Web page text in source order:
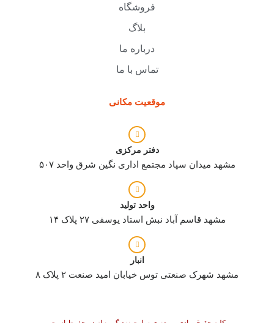
فروشگاه
بلاگ
درباره ما
تماس با ما
موقعیت مکانی
دفتر مرکزی
مشهد میدان سپاد مجتمع اداری نگین شرق واحد ۵۰۷
واحد تولید
مشهد قاسم آباد نبش استاد یوسفی ۲۷ پلاک ۱۴
انبار
مشهد شهرک صنعتی توس خیابان امید صنعت ۲ پلاک ۸